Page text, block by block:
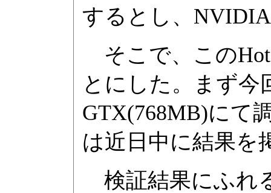
するとし、
そこで、この
とにした。まず今
GTX(768MB)にて
は近日中に結果を
検証結果にふれ